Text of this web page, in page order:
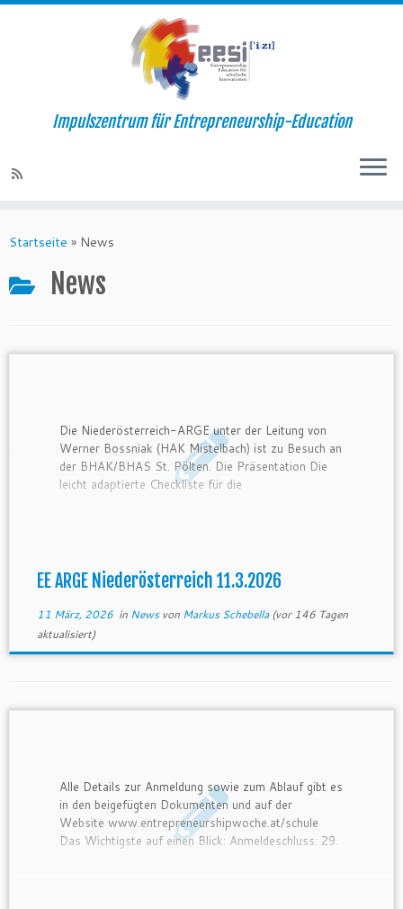
Impulszentrum für Entrepreneurship-Education
Startseite » News
News
Die Niederösterreich-ARGE unter der Leitung von
Werner Bossniak (HAK Mistelbach) ist zu Besuch an
der BHAK/BHAS St. Pölten. Die Präsentation Die
leicht adaptierte Checkliste für die
EE ARGE Niederösterreich 11.3.2026
11 März, 2026in News von Markus Schebella(vor 146 Tagen
aktualisiert)
Alle Details zur Anmeldung sowie zum Ablauf gibt es
in den beigefügten Dokumenten und auf der
Website www.entrepreneurshipwoche.at/schule
Das Wichtigste auf einen Blick: Anmeldeschluss: 29.